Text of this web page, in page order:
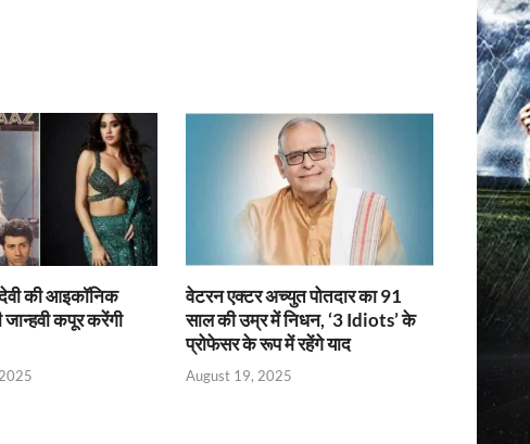
की आइकॉनिक
कपूर करेंगी
वेटरन एक्टर अच्युत पोतदार का 91
साल की उम्र में निधन, ‘3 Idiots’ के
प्रोफेसर के रूप में रहेंगे याद
August 19, 2025